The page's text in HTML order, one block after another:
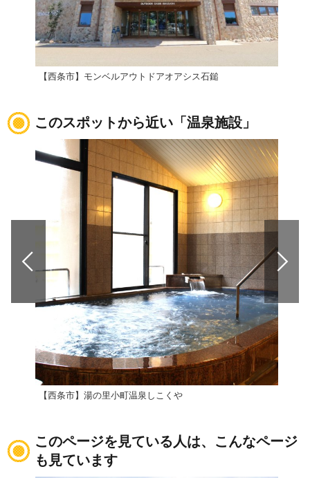
【西条市】モンベルアウトドアオアシス石鎚
このスポットから近い「温泉施設」
【西条市】湯の里小町温泉しこくや
このページを見ている人は、こんなページ
も見ています